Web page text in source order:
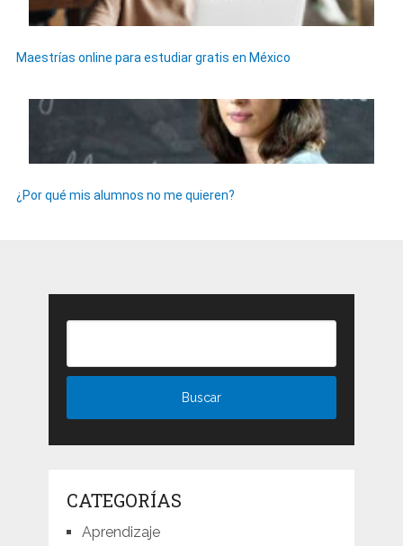
Maestrías online para estudiar gratis en México
¿Por qué mis alumnos no me quieren?
CATEGORÍAS
Aprendizaje